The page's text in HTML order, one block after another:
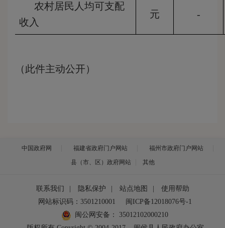
农村居民人均可支配
收入
元 -
（此件主动公开）
中国政府网 福建省政府门户网站
福州市政府门户网站
县（市、区）政府网站
其他
联系我们 隐私保护 站点地图
使用帮助
网站标识码：3501210001
闽ICP备12018076号-1
闽公网安备：
35012102000210